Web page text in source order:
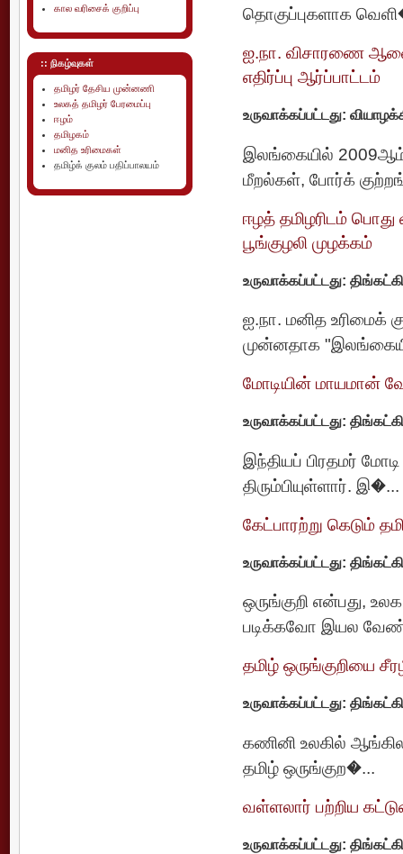
கால வரிசைக் குறிப்பு
:: நிகழ்வுகள்
தமிழர் தேசிய முன்னணி
உலகத் தமிழர் பேரமைப்பு
ஈழம்
தமிழகம்
மனித உரிமைகள்
தமிழ்க் குலம் பதிப்பாலயம்
தொகுப்புகளாக
ஐ.நா. விசாரணை
எதிர்ப்பு ஆர்ப்பாட்டம்
உருவாக்கப்பட்டது:
இலங்கையில்
மீறல்கள், போர்க்
ஈழத் தமிழரிடம்
பூங்குழலி முழக்கம்
உருவாக்கப்பட்டது:
ஐ.நா. மனித உரிமைக்
முன்னதாக
மோடியின் மாயமான்
உருவாக்கப்பட்டது:
இந்தியப் பிரதமர்
திரும்பியுள்ளார். இ�...
கேட்பாரற்று கெடும்
உருவாக்கப்பட்டது:
ஒருங்குறி என்பது,
படிக்கவோ இயல
தமிழ் ஒருங்குறியை
உருவாக்கப்பட்டது:
கணினி உலகில்
தமிழ் ஒருங்குற�...
வள்ளலார் பற்றிய
உருவாக்கப்பட்டது: